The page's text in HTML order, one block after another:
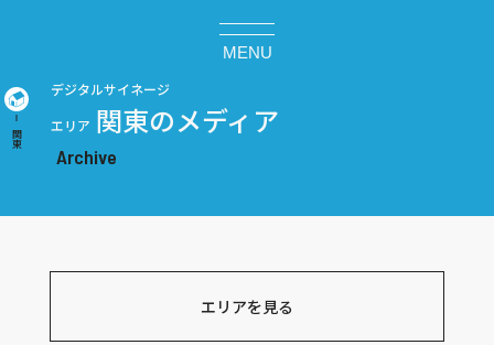
MENU
関東
デジタルサイネージ
エリア 関東のメディア
エリアを見る